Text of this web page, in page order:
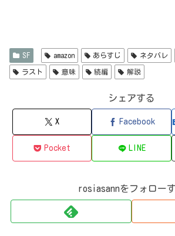
SF amazon あらすじ ネタバレ
ラスト 意味 続編 解説
シェアする
X Facebook
Pocket LINE
rosiasannをフォロー